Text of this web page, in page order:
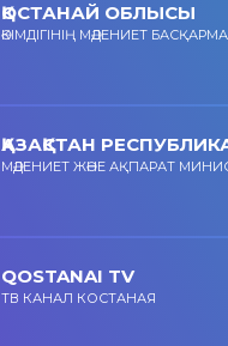
ҚОСТАНАЙ ОБЛЫСЫ
ӘКІМДІГІНІҢ МӘДЕНИЕТ
ҚАЗАҚСТАН
МӘДЕНИЕТ ЖӘНЕ АҚПАРАТ
QOSTANAI TV
ТВ КАНАЛ КОСТАНАЯ